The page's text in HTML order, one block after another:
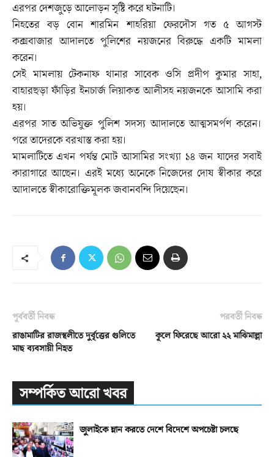
এরপর দেশজুড়ে আলোড়ন সৃষ্টি করে ঘটনাটি।
নিহতের বড় বোন শারমিন শাহরিয়া ফেরদৌস গত ৫ আগস্ট
কক্সবাজার আদালতে পুলিশের নয়জনের বিরুদ্ধে একটি মামলা
করেন।
সেই মামলায় টেকনাফ থানার সাবেক ওসি প্রদীপ কুমার সাহা,
বাহারছড়া ফাঁড়ির ইনচার্জ লিয়াকত আলীসহ নয়জনকে আসামি করা
হয়।
এরপর সাত অভিযুক্ত পুলিশ সদস্য আদালতে আত্মসমর্পণ করেন।
পরে তাদেরকে বরখাস্ত করা হয়।
মামলাটিতে এখন পর্যন্ত মোট আসামির সংখ্যা ১৪ জন যাদের সবাই
কারাগারে আছেন। এরই মধ্যে অনেকে নিজেদের দোষ স্বীকার করে
আদালতে স্বীকারোক্তিমূলক জবানবন্দি দিয়েছেন।
পূর্ববর্তী নিবন্ধ
রাঙামাটির রাজস্থলীতে দুর্বৃত্তের গুলিতে
মাছ ব্যবসায়ী নিহত
পরবর্তী নিবন্ধ
কূলে ফিরেছে আরো ২২ মাঝিমাল্লা
সম্পর্কিত আরো খবর
জুলাইকে ম্লান করতে দেশে বিদেশে অপচেষ্টা চলছে